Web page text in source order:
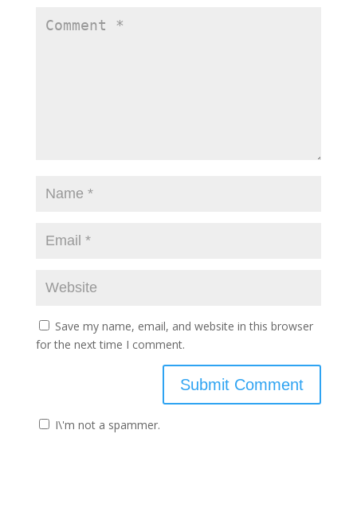
Save my name, email, and website in this browser
for the next time I comment.
I\'m not a spammer.